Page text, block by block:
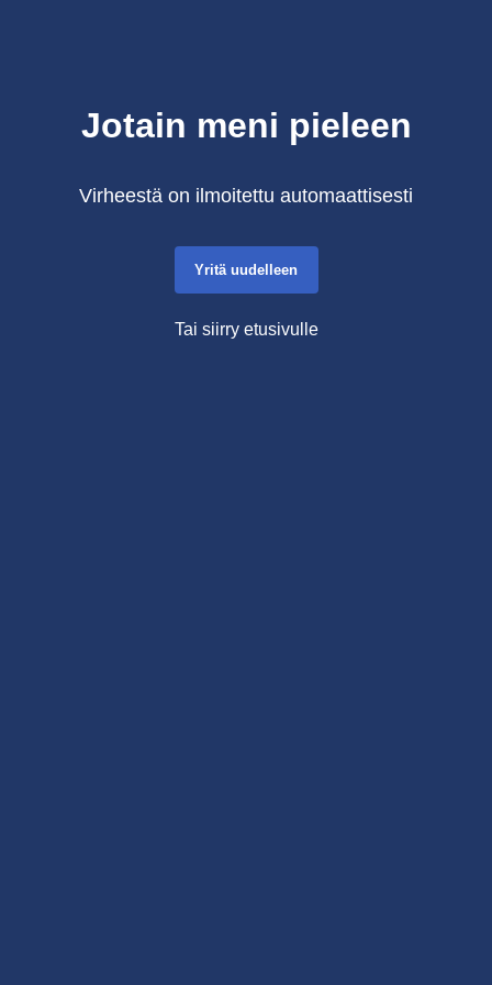
Jotain meni pieleen
Virheestä on ilmoitettu automaattisesti
Yritä uudelleen
Tai siirry etusivulle